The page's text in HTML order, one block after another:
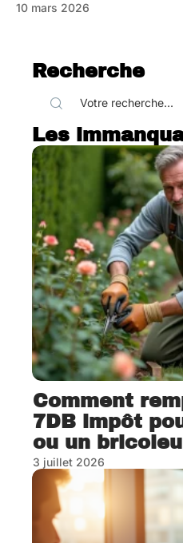
10 mars 2026
Recherche
Les
Comment
7DB impôt
ou un
3 juillet 2026